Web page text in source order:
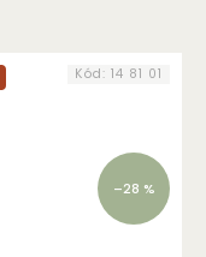
–28 %
Kód: 14 81 01